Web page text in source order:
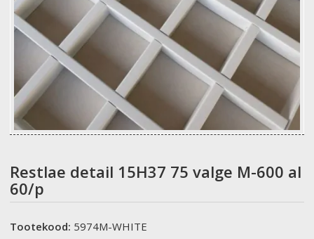
Restlae detail 15H37 75 valge M-600 al
60/p
Tootekood: 5974M-WHITE